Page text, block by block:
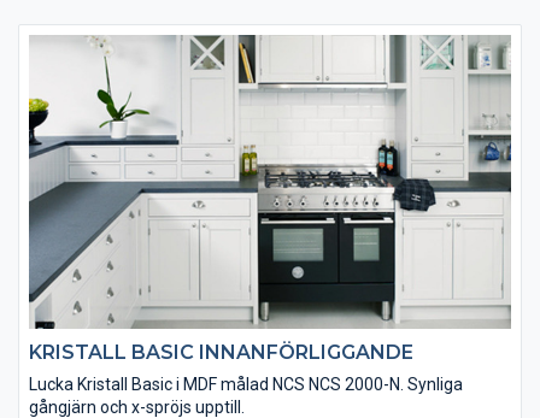
Utanpåliggande dekorsockel, bakkanstlist på bänskivan i
Silestone samt fräst profil på öskivan i valnöt är ytterligare fina
KRISTALL BASIC INNANFÖRLIGGANDE
Lucka Kristall Basic i MDF målad NCS NCS 2000-N. Synliga
gångjärn och x-spröjs upptill.